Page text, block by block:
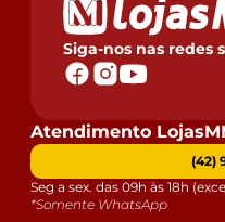
Siga-nos nas redes
Atendimento
(42)
Seg a sex. das 09h às 18h
*Somente WhatsApp